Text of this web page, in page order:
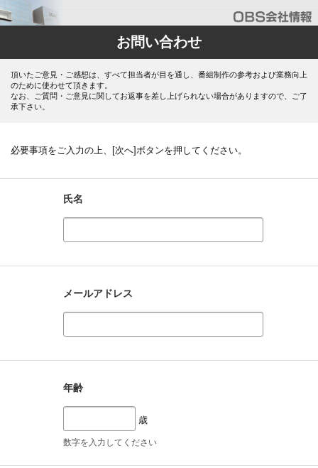
お問い合わせ
頂いたご意見・ご感想は、すべて担当者が目を通し、番組制作の参考および業務向上
のために使わせて頂きます。
なお、ご質問・ご意見に関してお返事を差し上げられない場合がありますので、ご了
承下さい。
必要事項をご入力の上、[次へ]ボタンを押してください。
氏名
メールアドレス
年齢
歳
数字を入力してください